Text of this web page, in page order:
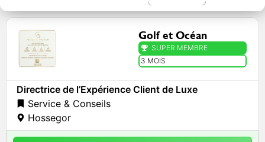
Golf et Océan
SUPER MEMBRE
3 MOIS
Directrice de l’Expérience Client de Luxe
Service & Conseils
Hossegor